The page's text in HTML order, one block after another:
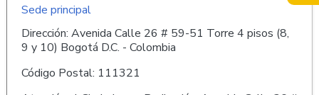
Sede principal
Dirección: Avenida Calle 26 # 59-51 Torre 4 pisos (8,
9 y 10) Bogotá D.C. - Colombia
Código Postal: 111321